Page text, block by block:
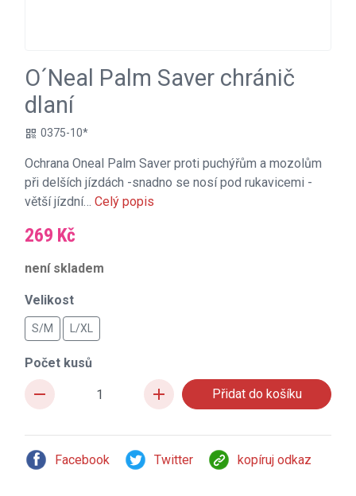
O´Neal Palm Saver chránič
dlaní
qr_code 0375-10*
Ochrana Oneal Palm Saver proti puchýřům a mozolům
při delších jízdách -snadno se nosí pod rukavicemi -
větší jízdní… Celý popis
269 Kč
není skladem
Velikost
S/M L/XL
Počet kusů
remove add
Facebook Twitter kopíruj odkaz